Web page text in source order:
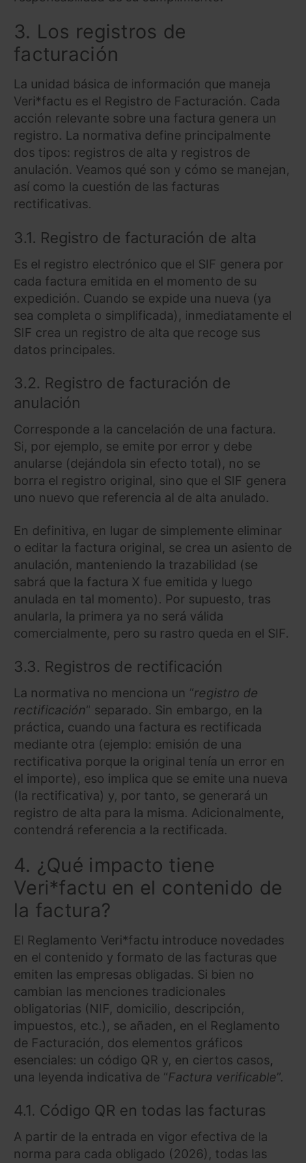
Saber más acerca de las cookies
3. Los registros de
facturación
La unidad básica de información que maneja
Veri*factu es el Registro de Facturación. Cada
acción relevante sobre una factura genera un
registro. La normativa define principalmente
dos tipos: registros de alta y registros de
anulación. Veamos qué son y cómo se manejan,
así como la cuestión de las facturas
rectificativas.
3.1. Registro de facturación de alta
Es el registro electrónico que el SIF genera por
cada factura emitida en el momento de su
expedición. Cuando se expide una nueva (ya
sea completa o simplificada), inmediatamente el
SIF crea un registro de alta que recoge sus
datos principales.
3.2. Registro de facturación de
anulación
Corresponde a la cancelación de una factura.
Si, por ejemplo, se emite por error y debe
anularse (dejándola sin efecto total), no se
borra el registro original, sino que el SIF genera
uno nuevo que referencia al de alta anulado.
En definitiva, en lugar de simplemente eliminar
o editar la factura original, se crea un asiento de
anulación, manteniendo la trazabilidad (se
sabrá que la factura X fue emitida y luego
anulada en tal momento). Por supuesto, tras
anularla, la primera ya no será válida
comercialmente, pero su rastro queda en el SIF.
3.3. Registros de rectificación
La normativa no menciona un “registro de
rectificación” separado. Sin embargo, en la
práctica, cuando una factura es rectificada
mediante otra (ejemplo: emisión de una
rectificativa porque la original tenía un error en
el importe), eso implica que se emite una nueva
(la rectificativa) y, por tanto, se generará un
registro de alta para la misma. Adicionalmente,
contendrá referencia a la rectificada.
4. ¿Qué impacto tiene
Veri*factu en el contenido de
la factura?
El Reglamento Veri*factu introduce novedades
en el contenido y formato de las facturas que
emiten las empresas obligadas. Si bien no
cambian las menciones tradicionales
obligatorias (NIF, domicilio, descripción,
impuestos, etc.), se añaden, en el Reglamento
de Facturación, dos elementos gráficos
esenciales: un código QR y, en ciertos casos,
una leyenda indicativa de “Factura verificable”.
4.1. Código QR en todas las facturas
A partir de la entrada en vigor efectiva de la
norma para cada obligado (2026), todas las